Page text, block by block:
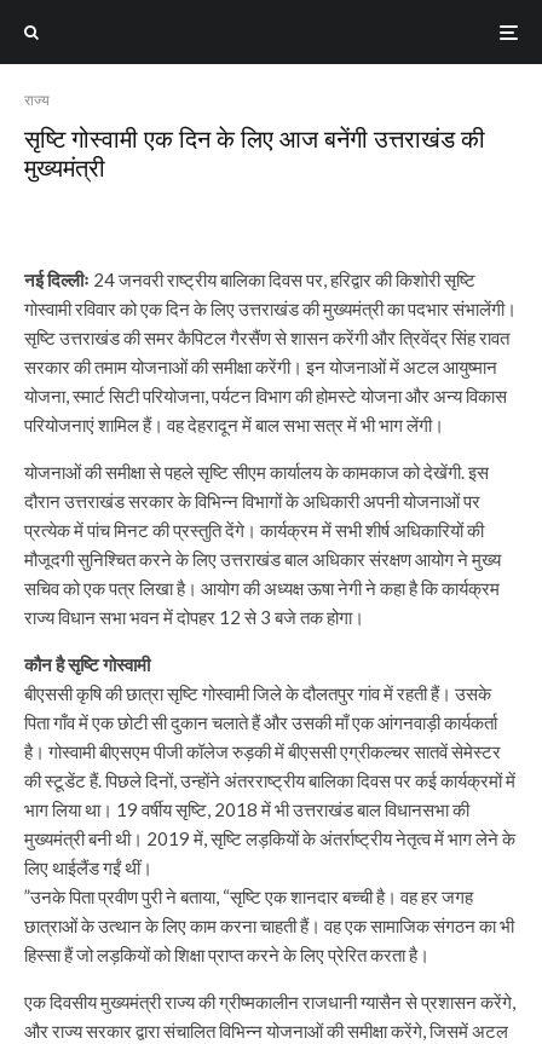
राज्य
सृष्टि गोस्वामी एक दिन के लिए आज बनेंगी उत्तराखंड की
मुख्यमंत्री
नई दिल्लीः 24 जनवरी राष्ट्रीय बालिका दिवस पर, हरिद्वार की किशोरी सृष्टि
गोस्वामी रविवार को एक दिन के लिए उत्तराखंड की मुख्यमंत्री का पदभार संभालेंगी।
सृष्टि उत्तराखंड की समर कैपिटल गैरसैंण से शासन करेंगी और त्रिवेंद्र सिंह रावत
सरकार की तमाम योजनाओं की समीक्षा करेंगी। इन योजनाओं में अटल आयुष्मान
योजना, स्मार्ट सिटी परियोजना, पर्यटन विभाग की होमस्टे योजना और अन्य विकास
परियोजनाएं शामिल हैं। वह देहरादून में बाल सभा सत्र में भी भाग लेंगी।
योजनाओं की समीक्षा से पहले सृष्टि सीएम कार्यालय के कामकाज को देखेंगी. इस
दौरान उत्तराखंड सरकार के विभिन्न विभागों के अधिकारी अपनी योजनाओं पर
प्रत्येक में पांच मिनट की प्रस्तुति देंगे। कार्यक्रम में सभी शीर्ष अधिकारियों की
मौजूदगी सुनिश्चित करने के लिए उत्तराखंड बाल अधिकार संरक्षण आयोग ने मुख्य
सचिव को एक पत्र लिखा है। आयोग की अध्यक्ष ऊषा नेगी ने कहा है कि कार्यक्रम
राज्य विधान सभा भवन में दोपहर 12 से 3 बजे तक होगा।
कौन है सृष्टि गोस्वामी
बीएससी कृषि की छात्रा सृष्टि गोस्वामी जिले के दौलतपुर गांव में रहती हैं। उसके
पिता गाँव में एक छोटी सी दुकान चलाते हैं और उसकी माँ एक आंगनवाड़ी कार्यकर्ता
है। गोस्वामी बीएसएम पीजी कॉलेज रुड़की में बीएससी एग्रीकल्चर सातवें सेमेस्टर
की स्टूडेंट हैं. पिछले दिनों, उन्होंने अंतरराष्ट्रीय बालिका दिवस पर कई कार्यक्रमों में
भाग लिया था। 19 वर्षीय सृष्टि, 2018 में भी उत्तराखंड बाल विधानसभा की
मुख्यमंत्री बनी थी। 2019 में, सृष्टि लड़कियों के अंतर्राष्ट्रीय नेतृत्व में भाग लेने के
लिए थाईलैंड गईं थीं।
”उनके पिता प्रवीण पुरी ने बताया, “सृष्टि एक शानदार बच्ची है। वह हर जगह
छात्राओं के उत्थान के लिए काम करना चाहती हैं। वह एक सामाजिक संगठन का भी
हिस्सा हैं जो लड़कियों को शिक्षा प्राप्त करने के लिए प्रेरित करता है।
एक दिवसीय मुख्यमंत्री राज्य की ग्रीष्मकालीन राजधानी ग्यासैन से प्रशासन करेंगे,
और राज्य सरकार द्वारा संचालित विभिन्न योजनाओं की समीक्षा करेंगे, जिसमें अटल